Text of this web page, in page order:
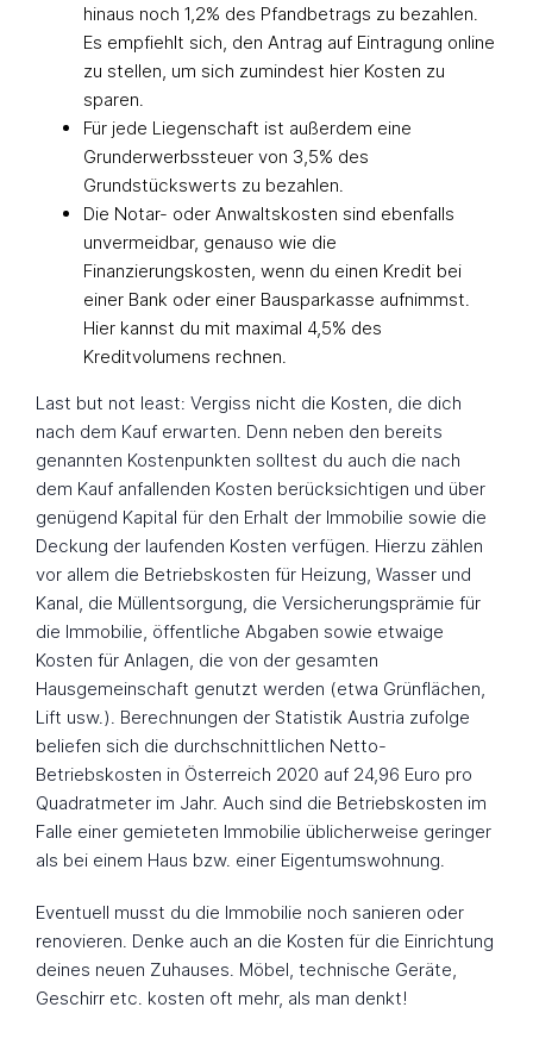
hinaus noch 1,2% des Pfandbetrags zu bezahlen.
Es empfiehlt sich, den Antrag auf Eintragung online
zu stellen, um sich zumindest hier Kosten zu
sparen.
Für jede Liegenschaft ist außerdem eine
Grunderwerbssteuer von 3,5% des
Grundstückswerts zu bezahlen.
Die Notar- oder Anwaltskosten sind ebenfalls
unvermeidbar, genauso wie die
Finanzierungskosten, wenn du einen Kredit bei
einer Bank oder einer Bausparkasse aufnimmst.
Hier kannst du mit maximal 4,5% des
Kreditvolumens rechnen.
Last but not least: Vergiss nicht die Kosten, die dich
nach dem Kauf erwarten. Denn neben den bereits
genannten Kostenpunkten solltest du auch die nach
dem Kauf anfallenden Kosten berücksichtigen und über
genügend Kapital für den Erhalt der Immobilie sowie die
Deckung der laufenden Kosten verfügen. Hierzu zählen
vor allem die Betriebskosten für Heizung, Wasser und
Kanal, die Müllentsorgung, die Versicherungsprämie für
die Immobilie, öffentliche Abgaben sowie etwaige
Kosten für Anlagen, die von der gesamten
Hausgemeinschaft genutzt werden (etwa Grünflächen,
Lift usw.). Berechnungen der Statistik Austria zufolge
beliefen sich die durchschnittlichen Netto-
Betriebskosten in Österreich 2020 auf 24,96 Euro pro
Quadratmeter im Jahr. Auch sind die Betriebskosten im
Falle einer gemieteten Immobilie üblicherweise geringer
als bei einem Haus bzw. einer Eigentumswohnung.
Eventuell musst du die Immobilie noch sanieren oder
renovieren. Denke auch an die Kosten für die Einrichtung
deines neuen Zuhauses. Möbel, technische Geräte,
Geschirr etc. kosten oft mehr, als man denkt!